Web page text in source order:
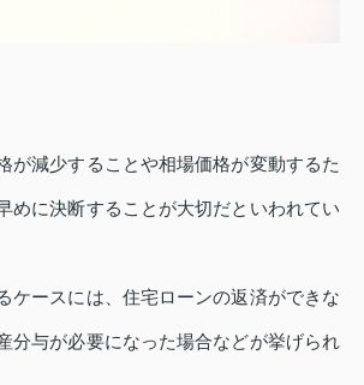
が減少することや相場価格が変動するた
めに決断することが大切だといわれてい
ケースには、住宅ローンの返済ができな
分与が必要になった場合などが挙げられ